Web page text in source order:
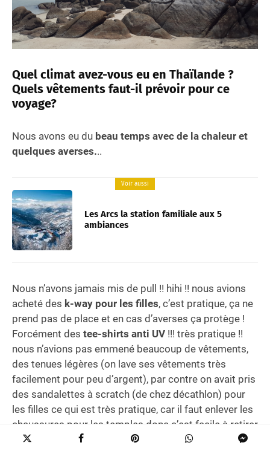
Quel climat avez-vous eu en Thaïlande ?
Quels vêtements faut-il prévoir pour ce
voyage?
Nous avons eu du beau temps avec de la chaleur et
quelques averses...
Voir aussi
Les Arcs la station familiale aux 5
ambiances
Nous n’avons jamais mis de pull !! hihi !! nous avions
acheté des k-way pour les filles, c’est pratique, ça ne
prend pas de place et en cas d’averses ça protège !
Forcément des tee-shirts anti UV !!! très pratique !!
nous n’avions pas emmené beaucoup de vêtements,
des tenues légères (on lave ses vêtements très
facilement pour peu d’argent), par contre on avait pris
des sandalettes à scratch (de chez décathlon) pour
les filles ce qui est très pratique, car il faut enlever les
chaussures pour les temples donc c’est facile à retirer
et à remettre !